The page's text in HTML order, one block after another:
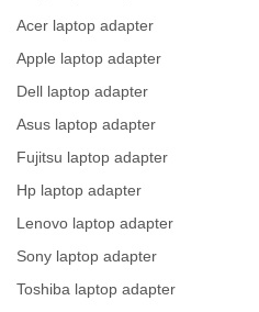
Acer laptop adapter
Apple laptop adapter
Dell laptop adapter
Asus laptop adapter
Fujitsu laptop adapter
Hp laptop adapter
Lenovo laptop adapter
Sony laptop adapter
Toshiba laptop adapter